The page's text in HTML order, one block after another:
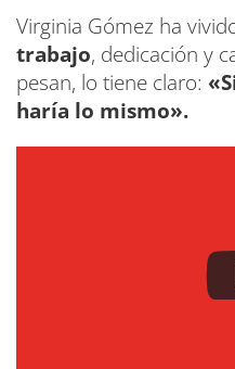
Virginia Gómez ha
trabajo, dedicación y
pesan, lo tiene claro:
haría lo mismo».